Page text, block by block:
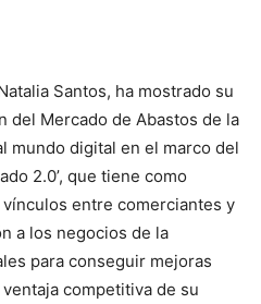
Santos, ha mostrado su
del Mercado de Abastos de la
mundo digital en el marco del
2.0’, que tiene como
entre comerciantes y
a los negocios de la
para conseguir mejoras
competitiva de su